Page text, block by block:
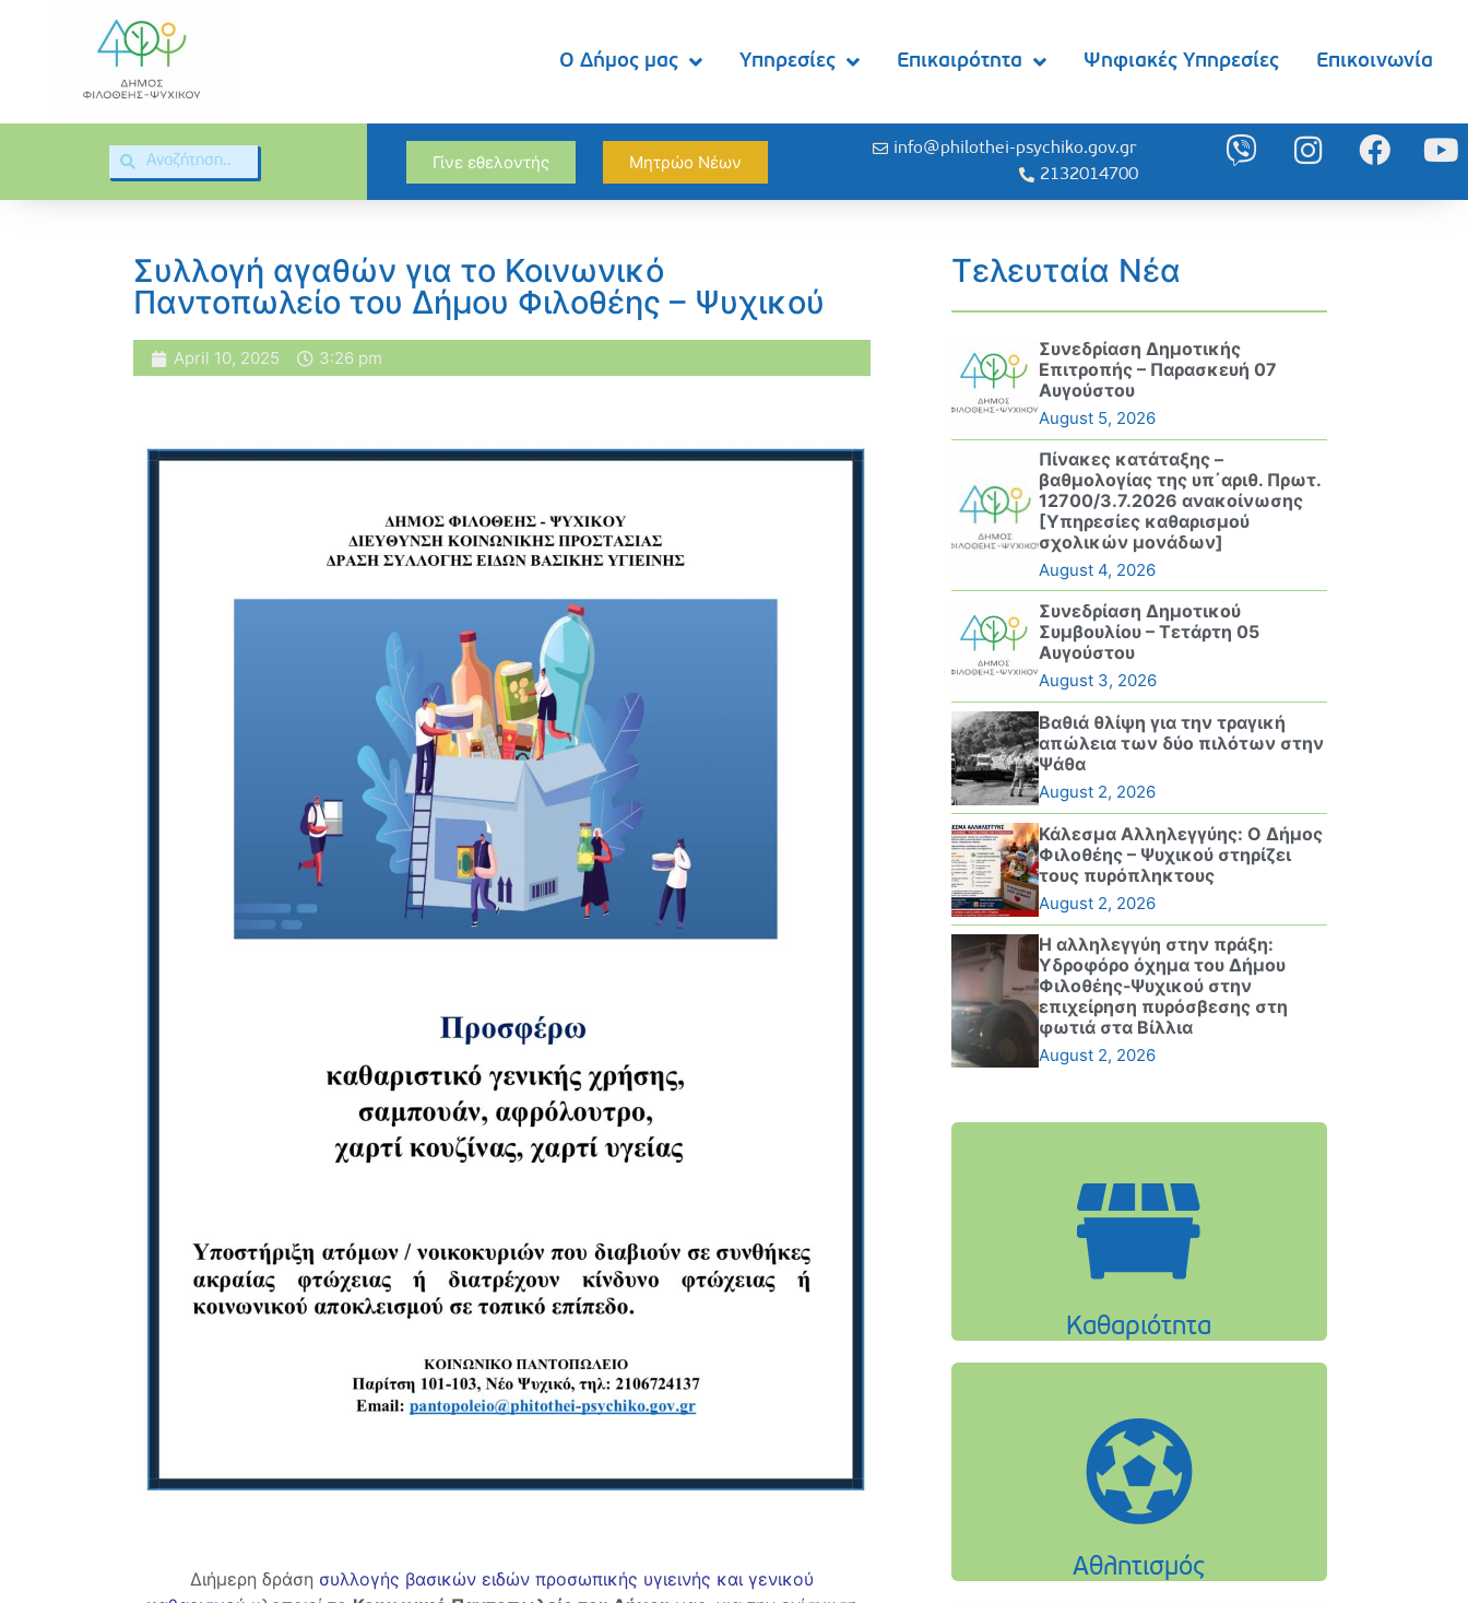
Ο Δήμος μας Υπηρεσίες Επικαιρότητα Ψηφιακές Υπηρεσίες Επικοινωνία
Γίνε εθελοντής Μητρώο Νέων
info@philothei-psychiko.gov.gr
2132014700
Συλλογή αγαθών για το Κοινωνικό
Παντοπωλείο του Δήμου Φιλοθέης – Ψυχικού
April 10, 2025 3:26 pm
Διήμερη δράση συλλογής βασικών ειδών προσωπικής υγιεινής και γενικού
Τελευταία Νέα
Συνεδρίαση Δημοτικής
Επιτροπής – Παρασκευή 07
Αυγούστου
August 5, 2026
Πίνακες κατάταξης –
βαθμολογίας της υπ΄αριθ. Πρωτ.
12700/3.7.2026 ανακοίνωσης
[Υπηρεσίες καθαρισμού
σχολικών μονάδων]
August 4, 2026
Συνεδρίαση Δημοτικού
Συμβουλίου – Τετάρτη 05
Αυγούστου
August 3, 2026
Βαθιά θλίψη για την τραγική
απώλεια των δύο πιλότων στην
Ψάθα
August 2, 2026
Κάλεσμα Αλληλεγγύης: Ο Δήμος
Φιλοθέης – Ψυχικού στηρίζει
τους πυρόπληκτους
August 2, 2026
Η αλληλεγγύη στην πράξη:
Υδροφόρο όχημα του Δήμου
Φιλοθέης-Ψυχικού στην
επιχείρηση πυρόσβεσης στη
φωτιά στα Βίλλια
August 2, 2026